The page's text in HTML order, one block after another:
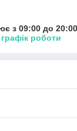
з 09:00 до 20:00
роботи